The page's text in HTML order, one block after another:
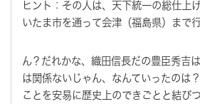
ヒント：その人は、天下統一の総仕上
いたま市を通って会津（福島県）まで
ん？だれかな、織田信長だの豊臣秀吉
は関係ないじゃん、なんていったのは
ことを安易に歴史上のできごとと結び